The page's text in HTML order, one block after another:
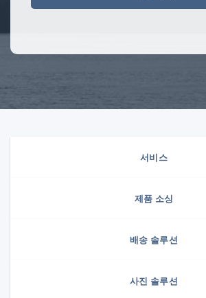
서비스
제품 소싱
배송 솔루션
사진 솔루션